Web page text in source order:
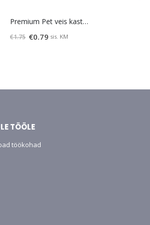
Premium Pet veis kastmes 415 g
€1.75 Original
€0.79 Current
sis. KM
TÖÖLE
töökohad